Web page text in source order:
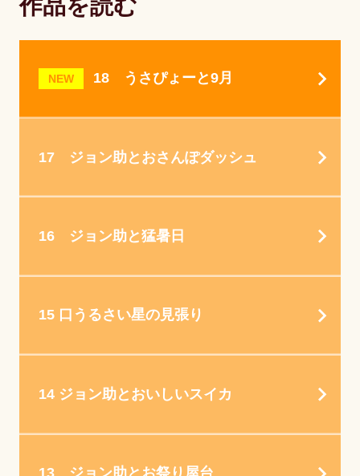
作品を読む
NEW 18 うさぴょーと9月
17 ジョン助とおさんぽダッシュ
16 ジョン助と猛暑日
15 口うるさい星の見張り
14 ジョン助とおいしいスイカ